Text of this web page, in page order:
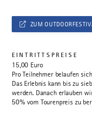
ZUM
EINTRITTSPREISE
15,00 Euro
Pro Teilnehmer belaufen
Das Erlebnis kann bis zu
werden. Danach erlauben
50% vom Tourenpreis zu